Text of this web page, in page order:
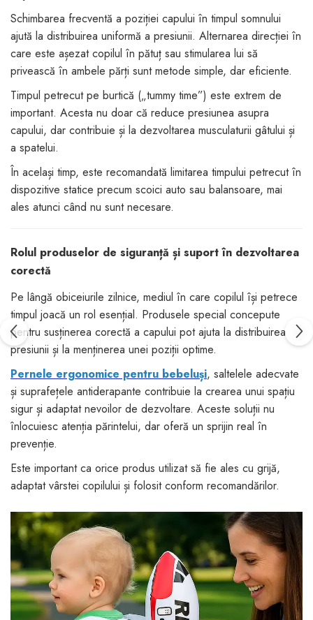
Schimbarea frecventă a poziției capului în timpul somnului
ajută la distribuirea uniformă a presiunii. Alternarea direcției în
care este așezat copilul în pătuț sau stimularea lui să
privească în ambele părți sunt metode simple, dar eficiente.
Timpul petrecut pe burtică („tummy time”) este extrem de
important. Acesta nu doar că reduce presiunea asupra
capului, dar contribuie și la dezvoltarea musculaturii gâtului și
a spatelui.
În același timp, este recomandată limitarea timpului petrecut în
dispozitive statice precum scoici auto sau balansoare, mai
ales atunci când nu sunt necesare.
Rolul produselor de siguranță și suport în dezvoltarea
corectă
Pe lângă obiceiurile zilnice, mediul în care copilul își petrece
timpul joacă un rol esențial. Produsele special concepute
pentru susținerea corectă a capului pot ajuta la distribuirea
presiunii și la menținerea unei poziții optime.
Pernele ergonomice pentru bebeluși, saltelele adecvate
și suprafețele antiderapante contribuie la crearea unui spațiu
sigur și adaptat nevoilor de dezvoltare. Aceste soluții nu
înlocuiesc atenția părintelui, dar oferă un sprijin real în
prevenție.
Este important ca orice produs utilizat să fie ales cu grijă,
adaptat vârstei copilului și folosit conform recomandărilor.